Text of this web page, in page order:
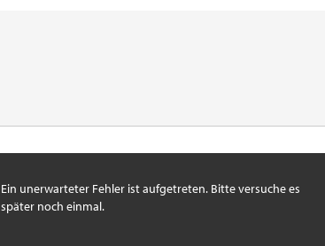
Ein unerwarteter Fehler ist aufgetreten. Bitte versuche es
später noch einmal.